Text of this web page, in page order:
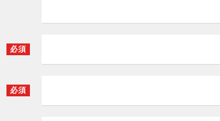
必須
必須